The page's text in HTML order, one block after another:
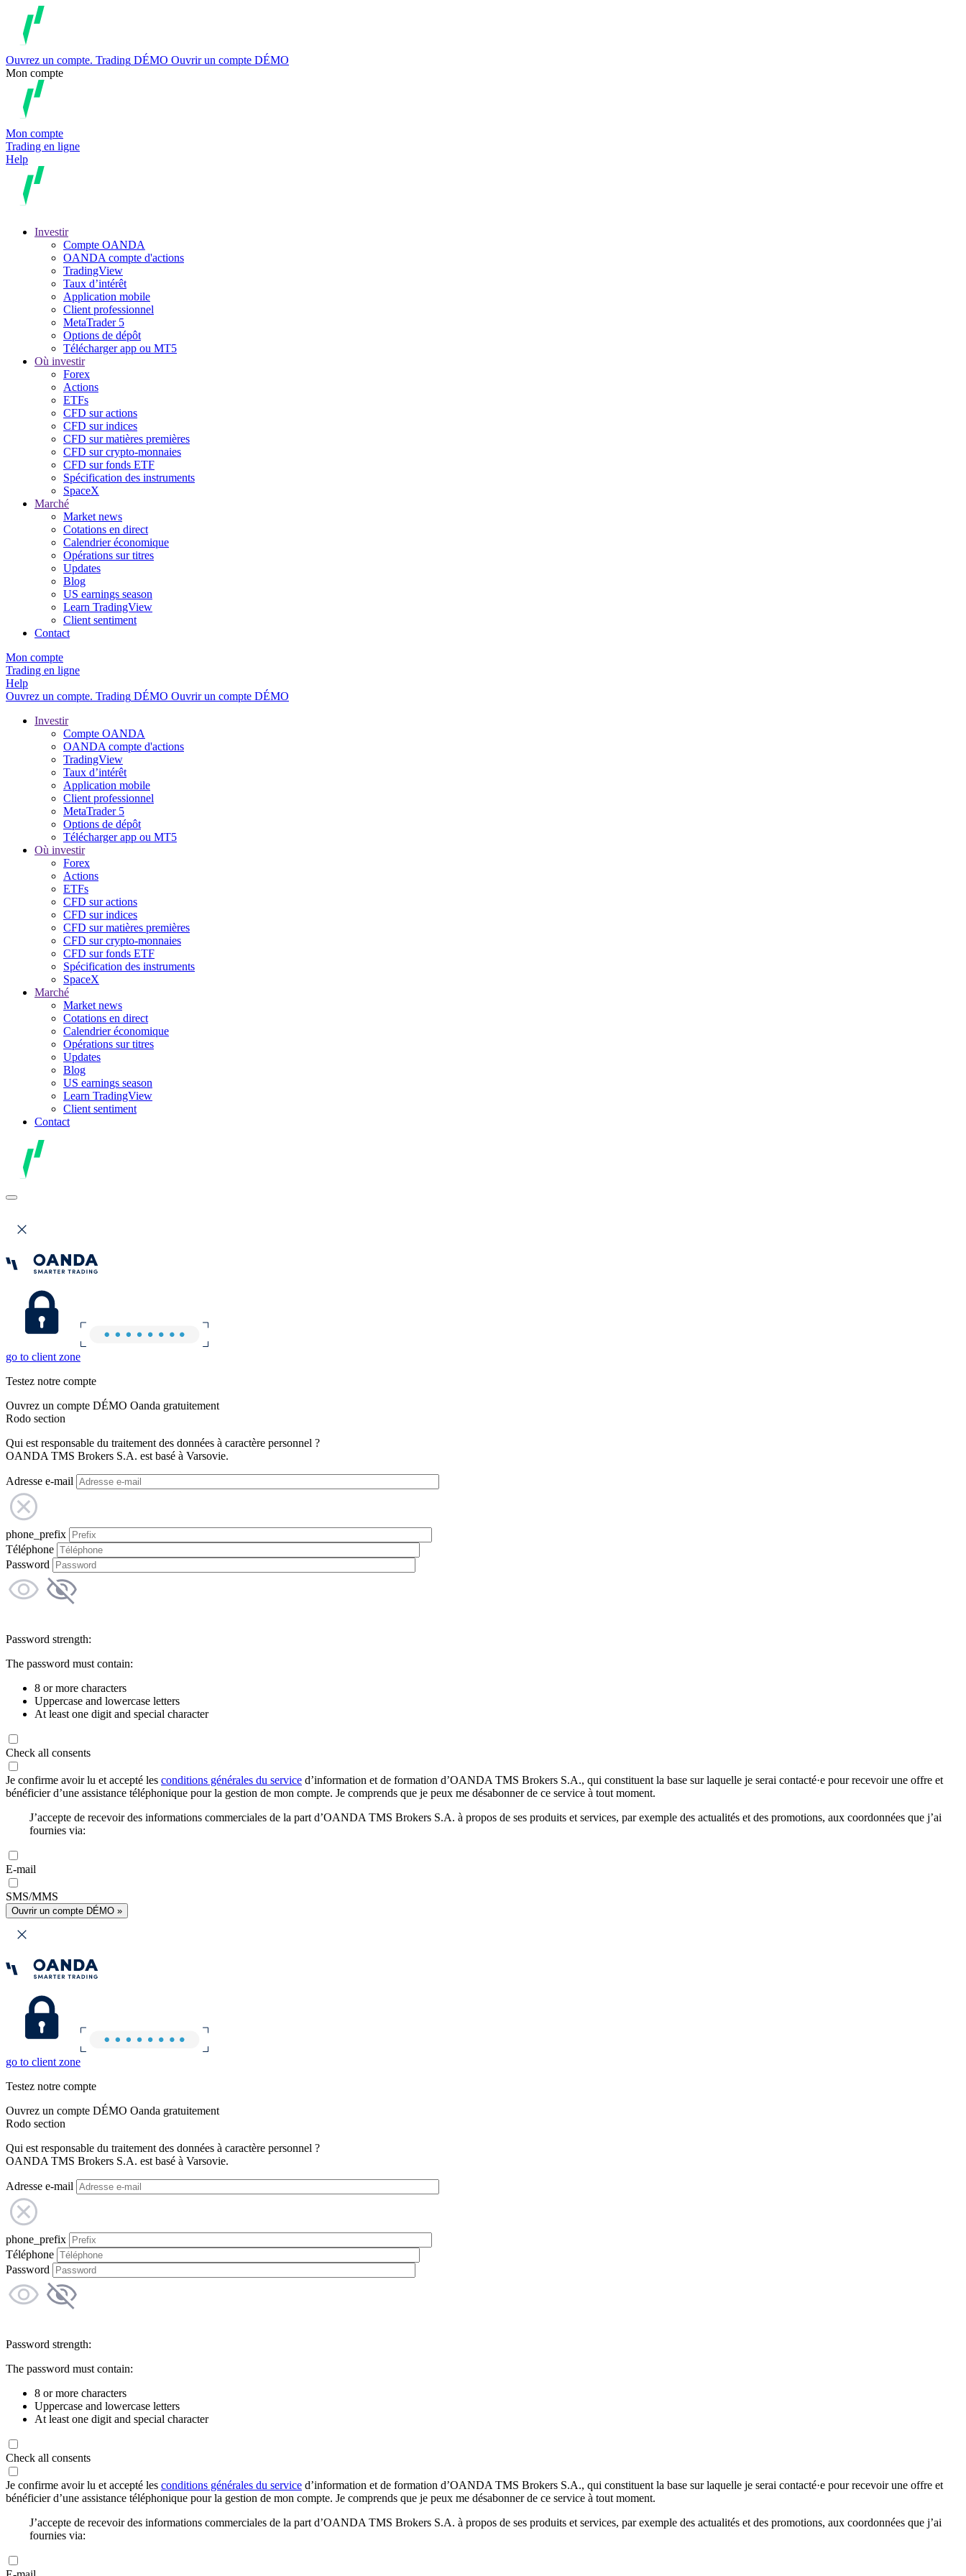
Ouvrez un compte. Trading DÉMO Ouvrir un compte DÉMO
Mon compte
Mon compte
Trading en ligne
Help
Investir
Compte OANDA
OANDA compte d'actions
TradingView
Taux d’intérêt
Application mobile
Client professionnel
MetaTrader 5
Options de dépôt
Télécharger app ou MT5
Où investir
Forex
Actions
ETFs
CFD sur actions
CFD sur indices
CFD sur matières premières
CFD sur crypto-monnaies
CFD sur fonds ETF
Spécification des instruments
SpaceX
Marché
Market news
Cotations en direct
Calendrier économique
Opérations sur titres
Updates
Blog
US earnings season
Learn TradingView
Client sentiment
Contact
Mon compte
Trading en ligne
Help
Ouvrez un compte. Trading DÉMO Ouvrir un compte DÉMO
Investir
Compte OANDA
OANDA compte d'actions
TradingView
Taux d’intérêt
Application mobile
Client professionnel
MetaTrader 5
Options de dépôt
Télécharger app ou MT5
Où investir
Forex
Actions
ETFs
CFD sur actions
CFD sur indices
CFD sur matières premières
CFD sur crypto-monnaies
CFD sur fonds ETF
Spécification des instruments
SpaceX
Marché
Market news
Cotations en direct
Calendrier économique
Opérations sur titres
Updates
Blog
US earnings season
Learn TradingView
Client sentiment
Contact
go to client zone
Testez notre compte
Ouvrez un compte DÉMO Oanda gratuitement
Rodo section
Qui est responsable du traitement des données à caractère personnel ?
OANDA TMS Brokers S.A. est basé à Varsovie.
Adresse e-mail
phone_prefix
Téléphone
Password
Password strength:
The password must contain:
8 or more characters
Uppercase and lowercase letters
At least one digit and special character
Check all consents
Je confirme avoir lu et accepté les conditions générales du service d’information et de formation d’OANDA TMS Brokers S.A., qui constituent la base sur laquelle je serai contacté·e pour recevoir une offre et
bénéficier d’une assistance téléphonique pour la gestion de mon compte. Je comprends que je peux me désabonner de ce service à tout moment.
J’accepte de recevoir des informations commerciales de la part d’OANDA TMS Brokers S.A. à propos de ses produits et services, par exemple des actualités et des promotions, aux coordonnées que j’ai
fournies via:
E-mail
SMS/MMS
Ouvrir un compte DÉMO »
go to client zone
Testez notre compte
Ouvrez un compte DÉMO Oanda gratuitement
Rodo section
Qui est responsable du traitement des données à caractère personnel ?
OANDA TMS Brokers S.A. est basé à Varsovie.
Adresse e-mail
phone_prefix
Téléphone
Password
Password strength:
The password must contain:
8 or more characters
Uppercase and lowercase letters
At least one digit and special character
Check all consents
Je confirme avoir lu et accepté les conditions générales du service d’information et de formation d’OANDA TMS Brokers S.A., qui constituent la base sur laquelle je serai contacté·e pour recevoir une offre et
bénéficier d’une assistance téléphonique pour la gestion de mon compte. Je comprends que je peux me désabonner de ce service à tout moment.
J’accepte de recevoir des informations commerciales de la part d’OANDA TMS Brokers S.A. à propos de ses produits et services, par exemple des actualités et des promotions, aux coordonnées que j’ai
fournies via: